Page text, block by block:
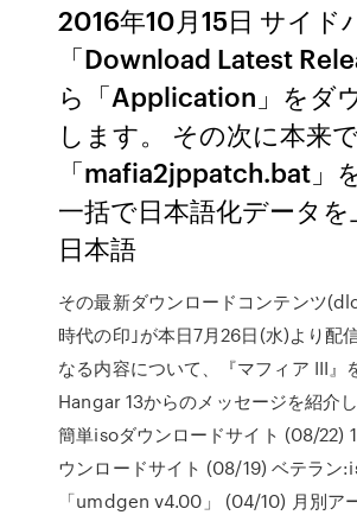
2016年10月15日 サイド
「Download Latest
ら「Application」をダ
します。 その次に本来
「mafia2jppatch.bat」
一括で日本語化データを
日本語
その最新ダウンロードコンテンツ
時代の印｣が本日7月26日(水)より配
なる内容について、『マフィア III』
Hangar 13からのメッセージを紹介
簡単isoダウンロードサイト (08/22)
ウンロードサイト (08/19) ベテラン
「umdgen v4.00」 (04/10) 月別ア